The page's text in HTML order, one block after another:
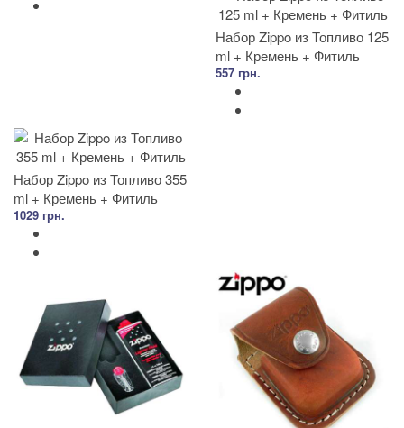
Набор Zippo из Топливо 125
ml + Кремень + Фитиль
557 грн.
Набор Zippo из Топливо 355
ml + Кремень + Фитиль
1029 грн.